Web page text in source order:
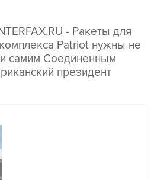
- Ракеты для
Patriot нужны не
самим Соединенным
президент